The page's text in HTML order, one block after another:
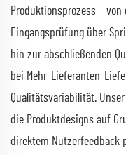
Produktionsprozess –
Eingangsprüfung über
hin zur abschließenden
bei Mehr-Lieferanten-
Qualitätsvariabilität.
die Produktdesigns auf
direktem Nutzerfeedback